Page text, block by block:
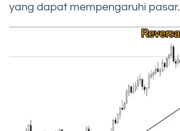
yang dapat mempengaruhi pasar.